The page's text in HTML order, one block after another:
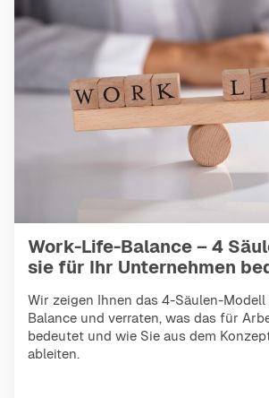
Work-Life-Balance – 4
sie für Ihr Unternehmen
Wir zeigen Ihnen das 4-Säulen-
Balance und verraten, was das für
bedeutet und wie Sie aus dem
ableiten.